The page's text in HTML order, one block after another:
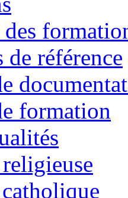
de référence
formation
religieuse